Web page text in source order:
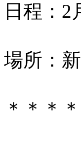
日程：2
場所：
＊＊＊